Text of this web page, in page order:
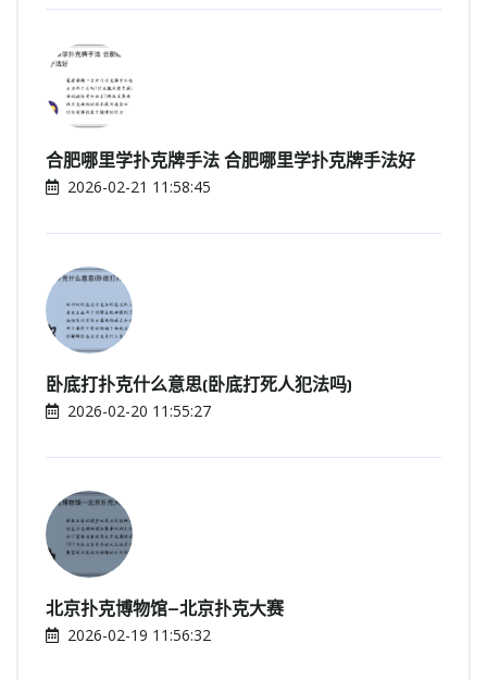
合肥哪里学扑克牌手法 合肥哪里学扑克牌手法好
2026-02-21 11:58:45
卧底打扑克什么意思(卧底打死人犯法吗)
2026-02-20 11:55:27
北京扑克博物馆—北京扑克大赛
2026-02-19 11:56:32